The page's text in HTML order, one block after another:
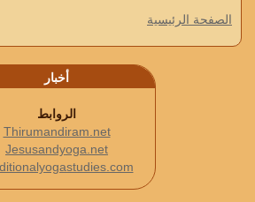
الصفحة الرئيسية
أخبار
الروابط
Thirumandiram.net
Jesusandyoga.net